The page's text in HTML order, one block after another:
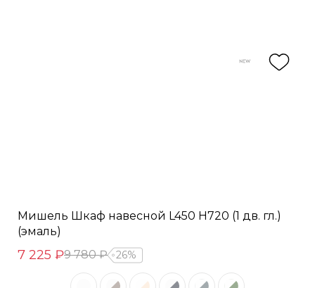
Мишель Шкаф навесной L450 Н720 (1 дв. гл.)
(эмаль)
7 225 ₽9 780 ₽ 26%